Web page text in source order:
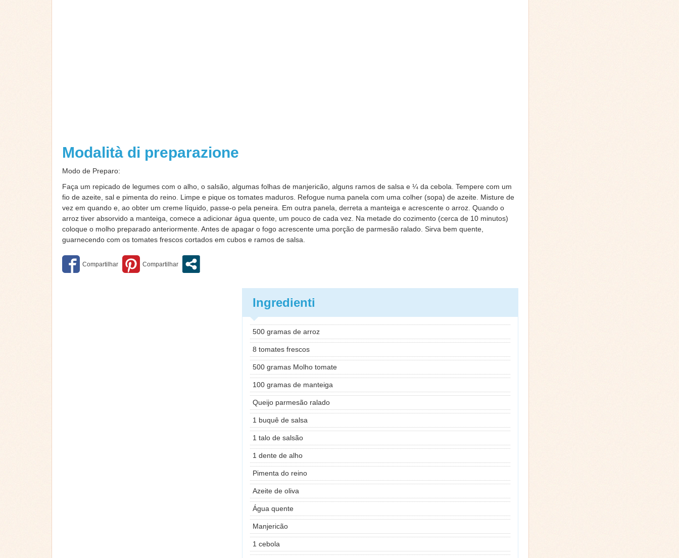
Modalità di preparazione
Modo de Preparo:
Faça um repicado de legumes com o alho, o salsão, algumas folhas de manjericão, alguns ramos de salsa e ¼ da cebola. Tempere com um
fio de azeite, sal e pimenta do reino. Limpe e pique os tomates maduros. Refogue numa panela com uma colher (sopa) de azeite. Misture de
vez em quando e, ao obter um creme líquido, passe-o pela peneira. Em outra panela, derreta a manteiga e acrescente o arroz. Quando o
arroz tiver absorvido a manteiga, comece a adicionar água quente, um pouco de cada vez. Na metade do cozimento (cerca de 10 minutos)
coloque o molho preparado anteriormente. Antes de apagar o fogo acrescente uma porção de parmesão ralado. Sirva bem quente,
guarnecendo com os tomates frescos cortados em cubos e ramos de salsa.
Ingredienti
500 gramas de arroz
8 tomates frescos
500 gramas Molho tomate
100 gramas de manteiga
Queijo parmesão ralado
1 buquê de salsa
1 talo de salsão
1 dente de alho
Pimenta do reino
Azeite de oliva
Água quente
Manjericão
1 cebola